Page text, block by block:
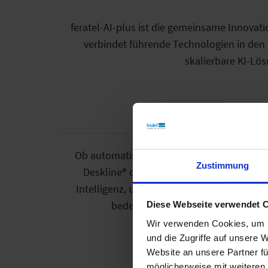
Zustimmung
Diese Webseite verwendet
Wir verwenden Cookies,
und die Zugriffe auf unsere
Website an unsere Partner
feratel-AI-plus ist die gemeinsame
verbindet führende Technologien in
skalierbare KI-
Ob automatische Übersetzungen,
Deskline® oder den Performance
Intelligenz, um Kommunikation zu
bedeutet für unsere Kunden